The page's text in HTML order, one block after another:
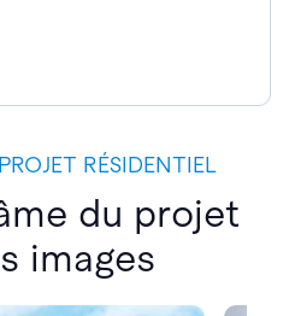
RÉSIDENTIEL
du projet
images